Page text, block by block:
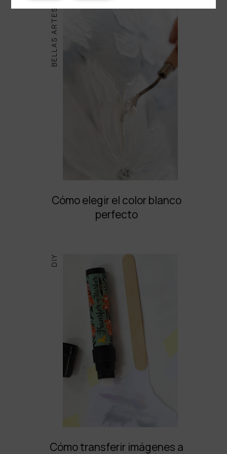
BELLAS ARTES
Cómo elegir el color blanco
perfecto
DIY
Cómo transferir imágenes a